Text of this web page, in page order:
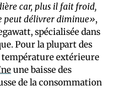
car, plus il fait froid,
peut délivrer diminue»,
spécialisée dans
Pour la plupart des
température extérieure
une baisse des
de la consommation